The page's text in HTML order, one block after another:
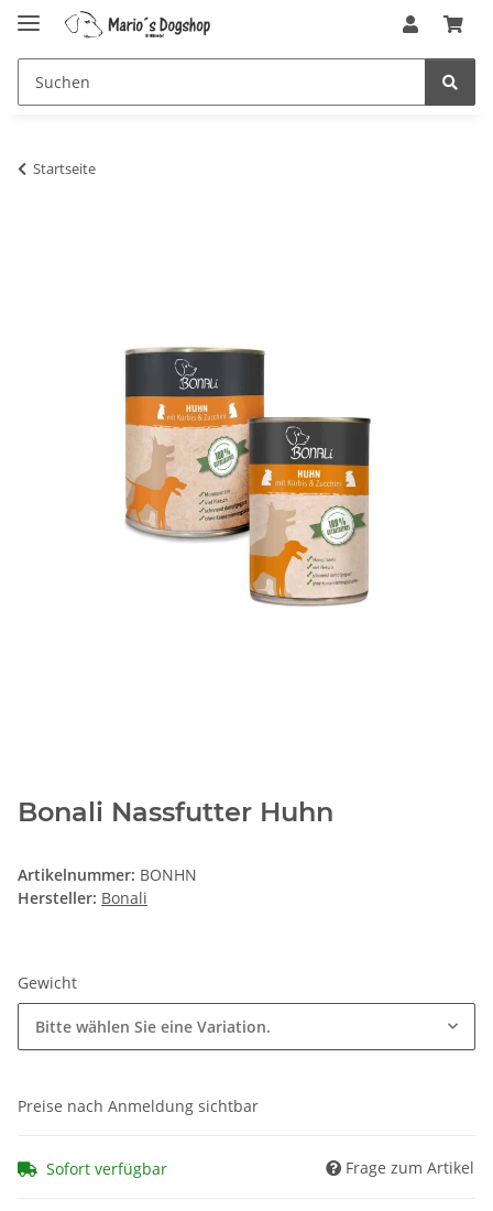
Startseite
Bonali Nassfutter Huhn
Artikelnummer: BONHN
Hersteller: Bonali
Gewicht
Bitte wählen Sie eine Variation.
Preise nach Anmeldung sichtbar
Sofort verfügbar Frage zum Artikel